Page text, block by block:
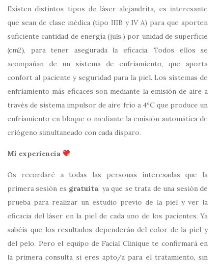
Existen distintos tipos de láser alejandrita, es interesante
que sean de clase médica (tipo IIIB y IV A) para que aporten
suficiente cantidad de energía (juls.) por unidad de superficie
(cm2), para tener asegurada la eficacia. Todos ellos se
acompañan de un sistema de enfriamiento, que aporta
confort al paciente y seguridad para la piel. Los sistemas de
enfriamiento más eficaces son mediante la emisión de aire a
través de sistema impulsor de aire frío a 4ºC que produce un
enfriamiento en bloque o mediante la emisión automática de
criógeno simultaneado con cada disparo.
Mi experiencia
Os recordaré a todas las personas interesadas que la
primera sesión es gratuita, ya que se trata de una sesión de
prueba para realizar un estudio previo de la piel y ver la
eficacia del láser en la piel de cada uno de los pacientes. Ya
sabéis que los resultados dependerán del color de la piel y
del pelo. Pero el equipo de Facial Clinique te confirmará en
la primera consulta si eres apto/a para el tratamiento, sin